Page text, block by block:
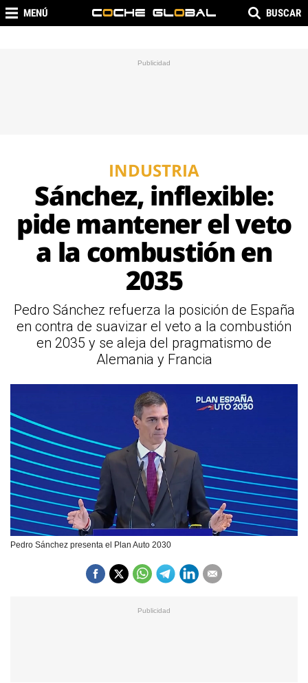
MENÚ BUSCAR
INDUSTRIA
Sánchez, inflexible:
pide mantener el veto
a la combustión en
2035
Pedro Sánchez refuerza la posición de España
en contra de suavizar el veto a la combustión
en 2035 y se aleja del pragmatismo de
Alemania y Francia
Pedro Sánchez presenta el Plan Auto 2030